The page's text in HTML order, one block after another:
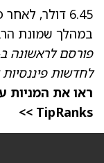
6.45 דולר,
במהלך שמונת
פורסם לראשונה
לחדשות
ראו את המניות
TipRanks >>